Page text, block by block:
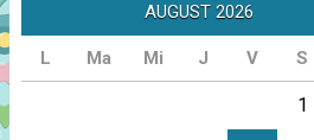
AUGUST 2026
L Ma Mi J V S
1